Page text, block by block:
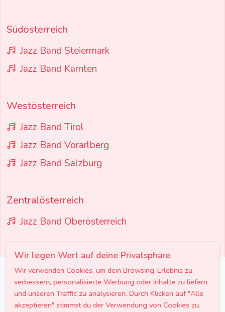
Südösterreich
Jazz Band Steiermark
Jazz Band Kärnten
Westösterreich
Jazz Band Tirol
Jazz Band Vorarlberg
Jazz Band Salzburg
Zentralösterreich
Jazz Band Oberösterreich
Preisübersicht Jazz Bands
Wir legen Wert auf deine Privatsphäre
Wir verwenden Cookies, um dein Browsing-Erlebnis zu
verbessern, personalisierte Werbung oder Inhalte zu liefern
und unseren Traffic zu analysieren. Durch Klicken auf "Alle
akzeptieren" stimmst du der Verwendung von Cookies zu.